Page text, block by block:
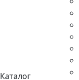
Каталог